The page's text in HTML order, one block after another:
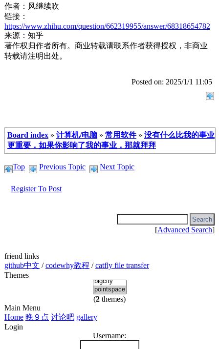
作者：风继续吹
链接：
https://www.zhihu.com/question/662319955/answer/68318654782
来源：知乎
著作权归作者所有。商业转载请联系作者获得授权，非商业
转载请注明出处。
Posted on: 2025/1/1 11:05
Board index » 计算机/电脑 » 常用软件 » 没有什么比我的事业
更重要，如果你影响了我的事业，那就拜拜
Top Previous Topic Next Topic
Register To Post
[Advanced Search]
friend links
github中文 /codewhy教程 /catfly file transfer
Themes
(2 themes)
Main Menu
Home 晚９点 讨论吧 gallery
Login
Username: